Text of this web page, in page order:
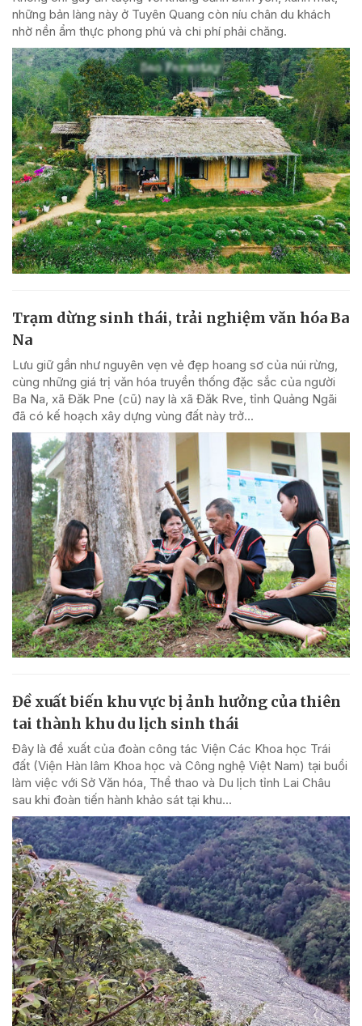
những bản làng này ở Tuyên Quang còn níu chân du khách
nhờ nền ẩm thực phong phú và chi phí phải chăng.
Trạm dừng sinh thái, trải nghiệm văn hóa Ba
Na
Lưu giữ gần như nguyên vẹn vẻ đẹp hoang sơ của núi rừng,
cùng những giá trị văn hóa truyền thống đặc sắc của người
Ba Na, xã Đăk Pne (cũ) nay là xã Đăk Rve, tỉnh Quảng Ngãi
đã có kế hoạch xây dựng vùng đất này trở...
Đề xuất biến khu vực bị ảnh hưởng của thiên
tai thành khu du lịch sinh thái
Đây là đề xuất của đoàn công tác Viện Các Khoa học Trái
đất (Viện Hàn lâm Khoa học và Công nghệ Việt Nam) tại buổi
làm việc với Sở Văn hóa, Thể thao và Du lịch tỉnh Lai Châu
sau khi đoàn tiến hành khảo sát tại khu...